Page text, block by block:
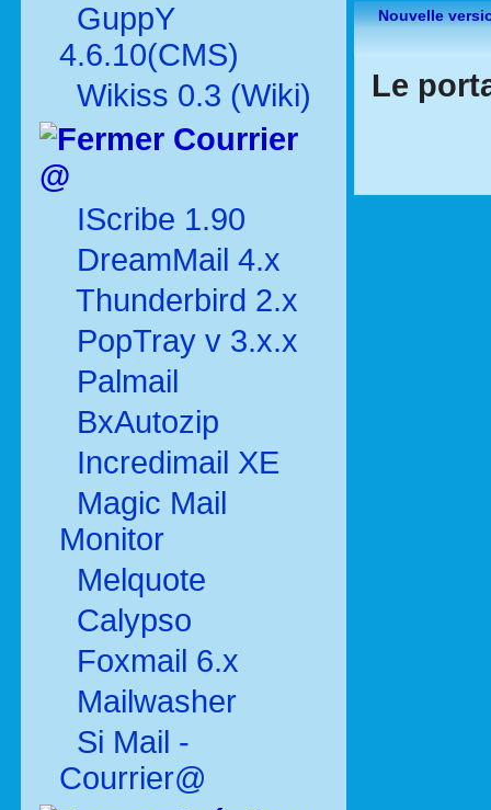
GuppY
4.6.10(CMS)
Wikiss 0.3 (Wiki)
Courrier
@
IScribe 1.90
DreamMail 4.x
Thunderbird 2.x
PopTray v 3.x.x
Palmail
BxAutozip
Incredimail XE
Magic Mail
Monitor
Melquote
Calypso
Foxmail 6.x
Mailwasher
Si Mail -
Courrier@
Nouvelle
Le